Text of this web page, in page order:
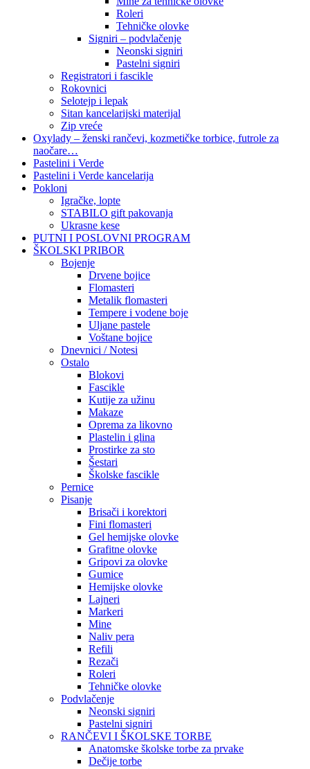
Roleri
Tehničke olovke
Signiri – podvlačenje
Neonski signiri
Pastelni signiri
Registratori i fascikle
Rokovnici
Selotejp i lepak
Sitan kancelarijski materijal
Zip vreće
Oxylady – ženski rančevi, kozmetičke torbice, futrole za
naočare…
Pastelini i Verde
Pastelini i Verde kancelarija
Pokloni
Igračke, lopte
STABILO gift pakovanja
Ukrasne kese
PUTNI I POSLOVNI PROGRAM
ŠKOLSKI PRIBOR
Bojenje
Drvene bojice
Flomasteri
Metalik flomasteri
Tempere i vodene boje
Uljane pastele
Voštane bojice
Dnevnici / Notesi
Ostalo
Blokovi
Fascikle
Kutije za užinu
Makaze
Oprema za likovno
Plastelin i glina
Prostirke za sto
Šestari
Školske fascikle
Pernice
Pisanje
Brisači i korektori
Fini flomasteri
Gel hemijske olovke
Grafitne olovke
Gripovi za olovke
Gumice
Hemijske olovke
Lajneri
Markeri
Mine
Naliv pera
Refili
Rezači
Roleri
Tehničke olovke
Podvlačenje
Neonski signiri
Pastelni signiri
RANČEVI I ŠKOLSKE TORBE
Anatomske školske torbe za prvake
Dečije torbe